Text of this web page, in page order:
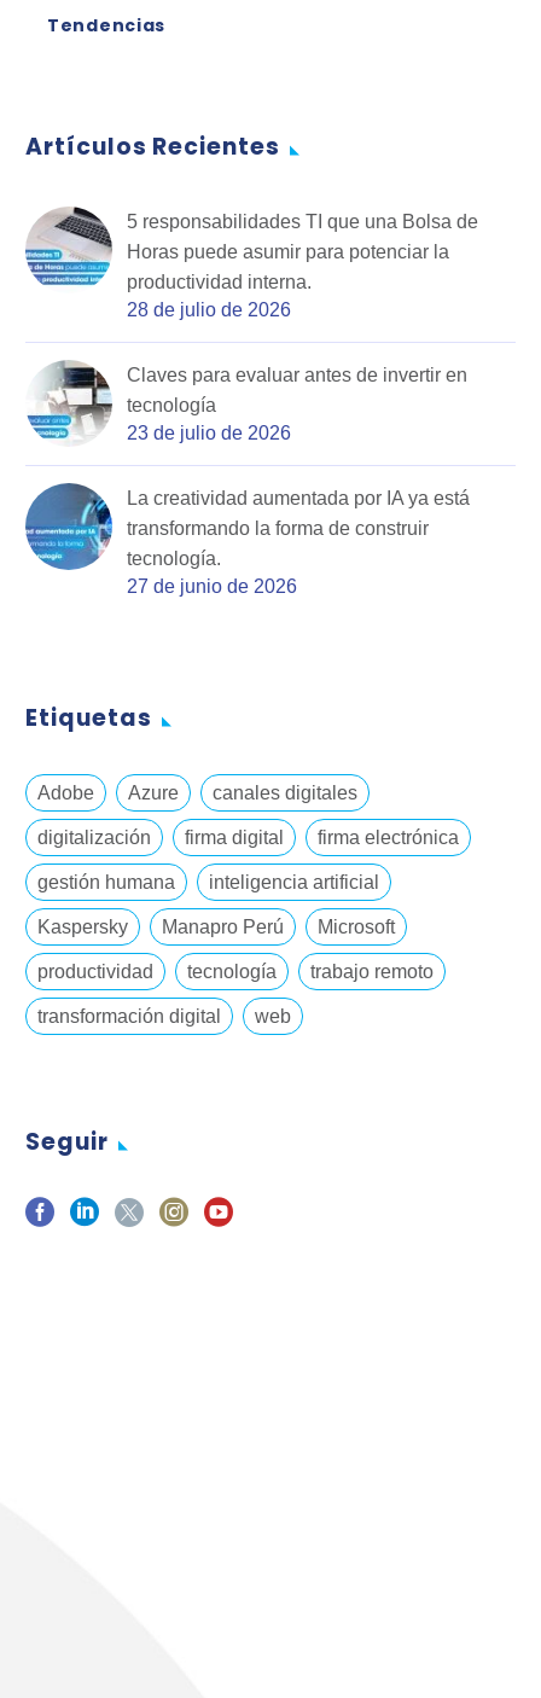
Tendencias
Artículos Recientes
5 responsabilidades TI que una Bolsa de
Horas puede asumir para potenciar la
productividad interna.
28 de julio de 2026
Claves para evaluar antes de invertir en
tecnología
23 de julio de 2026
La creatividad aumentada por IA ya está
transformando la forma de construir
tecnología.
27 de junio de 2026
Etiquetas
Adobe Azure canales digitales
digitalización firma digital firma electrónica
gestión humana inteligencia artificial
Kaspersky Manapro Perú Microsoft
productividad tecnología trabajo remoto
transformación digital web
Seguir